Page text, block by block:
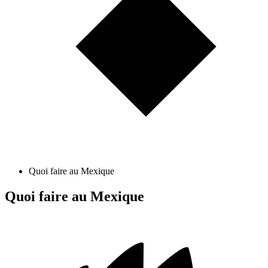
Quoi faire au Mexique
Quoi faire au Mexique